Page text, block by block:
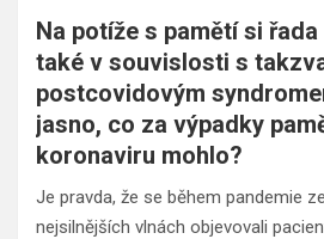
Na potíže s pamětí si
také v souvislosti s
postcovidovým
jasno, co za výpadky
koronaviru mohlo?
Je pravda, že se během pandemie
nejsilnějších vlnách objevovali